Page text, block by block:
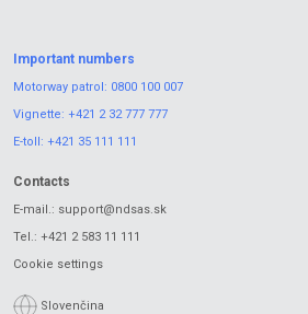
Important numbers
Motorway patrol: 0800 100 007
Vignette: +421 2 32 777 777
E-toll: +421 35 111 111
Contacts
E-mail.: support@ndsas.sk
Tel.: +421 2 583 11 111
Cookie settings
Slovenčina